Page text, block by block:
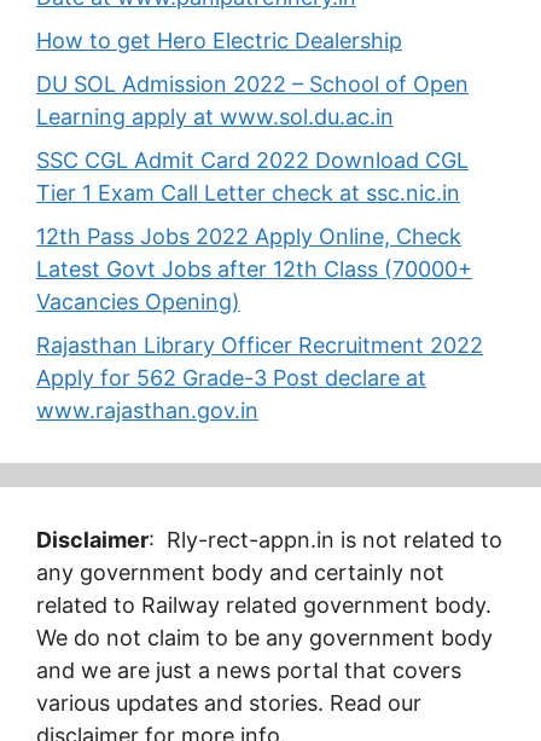
How to get Hero Electric Dealership
DU SOL Admission 2022 – School of Open
Learning apply at www.sol.du.ac.in
SSC CGL Admit Card 2022 Download CGL
Tier 1 Exam Call Letter check at ssc.nic.in
12th Pass Jobs 2022 Apply Online, Check
Latest Govt Jobs after 12th Class (70000+
Vacancies Opening)
Rajasthan Library Officer Recruitment 2022
Apply for 562 Grade-3 Post declare at
www.rajasthan.gov.in
Disclaimer: Rly-rect-appn.in is not related to
any government body and certainly not
related to Railway related government body.
We do not claim to be any government body
and we are just a news portal that covers
various updates and stories. Read our